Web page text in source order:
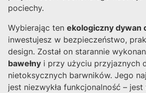
pociechy.
Wybierając ten ekologiczny dywan
inwestujesz w bezpieczeństwo,
design. Został on starannie
bawełny i przy użyciu przyjaznych
nietoksycznych barwników. Jego
jest niezwykła funkcjonalność – jest